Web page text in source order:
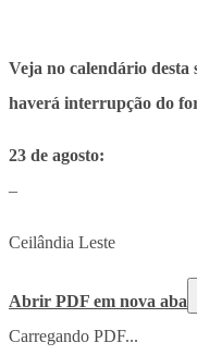
Veja no calendário desta
haverá interrupção do
23 de agosto:
–
Ceilândia Leste
Abrir PDF em nova aba
Carregando PDF...